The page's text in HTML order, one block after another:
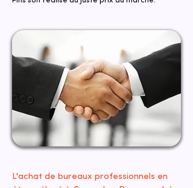
L'achat de bureaux professionnels en